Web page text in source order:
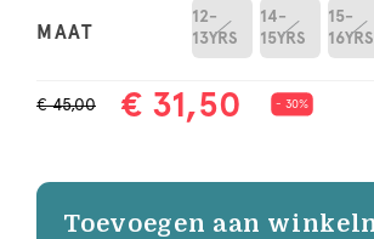
MAAT
12-
13YRS
14-
15YRS
15-
16YRS
€ 45,00 € 31,50 - 30%
Toevoegen aan